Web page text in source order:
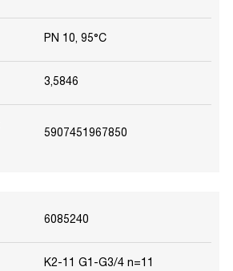
PN 10, 95°C
3,5846
5907451967850
6085240
K2-11 G1-G3/4 n=11